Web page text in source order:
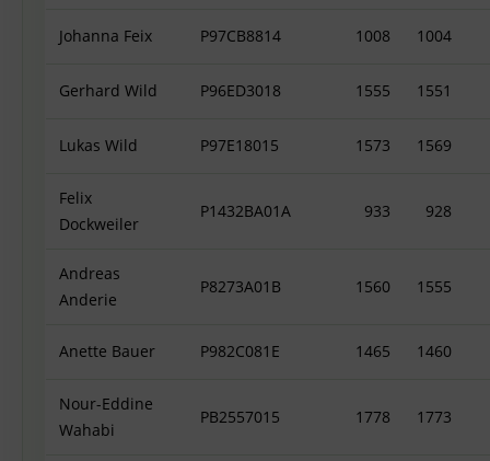
Johanna Feix P97CB8814 1008 1004
Gerhard Wild P96ED3018 1555 1551
Lukas Wild P97E18015 1573 1569
Felix
Dockweiler
P1432BA01A 933 928
Andreas
Anderie
P8273A01B 1560 1555
Anette Bauer P982C081E 1465 1460
Nour-Eddine
Wahabi
PB2557015 1778 1773